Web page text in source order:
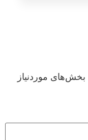
بخش‌های موردنیاز